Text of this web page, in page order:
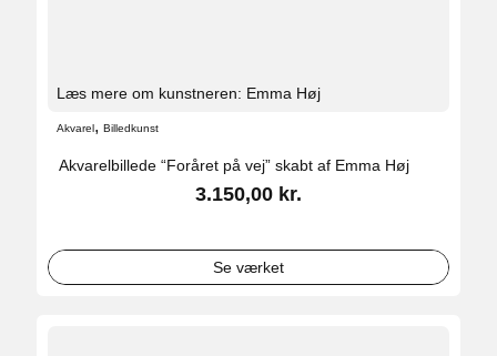
Læs mere om kunstneren: Emma Høj
Akvarel,Billedkunst
Akvarelbillede “Foråret på vej” skabt af Emma Høj
3.150,00 kr.
Se værket